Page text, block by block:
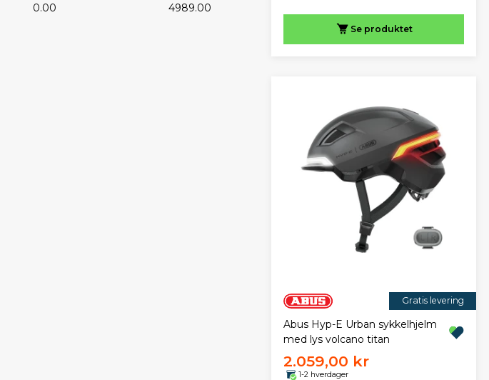
0.00 4989.00
Se produktet
Gratis levering
Abus Hyp-E Urban sykkelhjelm
med lys volcano titan
2.059,00 kr
1-2 hverdager